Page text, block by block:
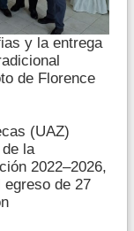
y la entrega
de Florence
(UAZ)
la
2022–2026,
egreso de 27